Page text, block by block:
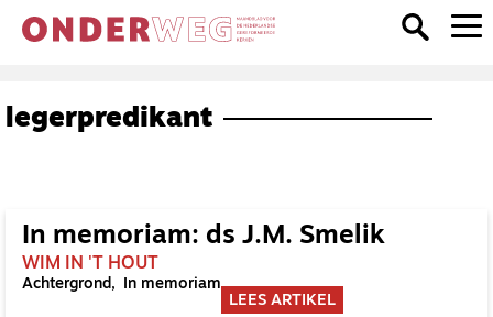
legerpredikant
In memoriam: ds J.M. Smelik
WIM IN 'T HOUT
Achtergrond
In memoriam
LEES ARTIKEL